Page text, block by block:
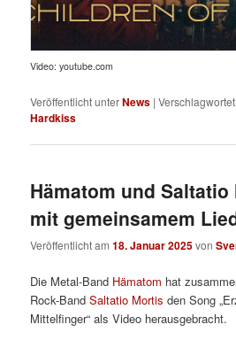
Video: youtube.com
Veröffentlicht unterNews |
Hardkiss
Hämatom und Saltatio
mit gemeinsamem
Veröffentlicht am18. Januar 2025von
Die Metal-Band Hämatom hat
Rock-BandSaltatio Mortis den Song
Mittelfinger“ als Video herausgebracht.